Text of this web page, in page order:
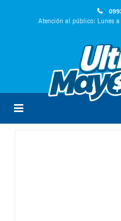
Atención al público: Lunes a
